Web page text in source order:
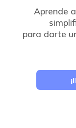
Aprende
para darte